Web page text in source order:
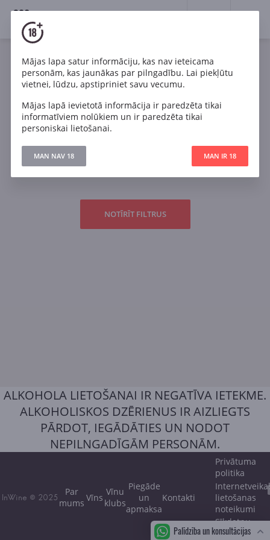
18+
Palīdzība un konsultācijas
Pēc izvēlētiem filtriem nekas nav atrasts...
NOTĪRĪT FILTRUS
Mājas lapa satur informāciju, kas nav ieteicama
personām, kas jaunākas par pilngadību. Lai piekļūtu
vietnei, lūdzu, apstipriniet savu vecumu.
Mājas lapā ievietotā informācija ir paredzēta tikai
informatīviem nolūkiem un ir paredzēta tikai
personiskai lietošanai.
MAN NAV 18 MAN IR 18
ALKOHOLA LIETOŠANAI IR NEGATĪVA IETEKME.
ALKOHOLISKOS DZĒRIENUS IR AIZLIEGTS
PĀRDOT, IEGĀDĀTIES UN NODOT
NEPILNGADĪGĀM PERSONĀM.
InWine © 2025
Par
mums Vīns Vīnu
klubs
Piegāde
un
apmaksa
Kontakti
Privātuma
politika
lietošanas
noteikumi
Sīkdatņu
politika